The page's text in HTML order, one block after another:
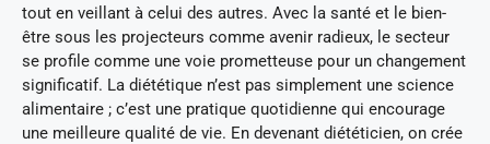
tout en veillant à celui des autres. Avec la santé et le bien-
être sous les projecteurs comme avenir radieux, le secteur
se profile comme une voie prometteuse pour un changement
significatif. La diététique n’est pas simplement une science
alimentaire ; c’est une pratique quotidienne qui encourage
une meilleure qualité de vie. En devenant diététicien, on crée